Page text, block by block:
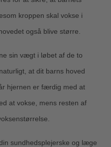
kroppen skal vokse i
også blive større.
sin vægt i løbet af de to
at dit barns hoved
hjernen er færdig med at
at vokse, mens resten af
sundhedsplejerske og læge